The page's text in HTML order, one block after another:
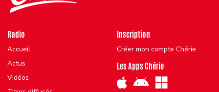
Radio
Accueil
Actus
Vidéos
Inscription
Créer mon compte Chérie
Les Apps Chérie